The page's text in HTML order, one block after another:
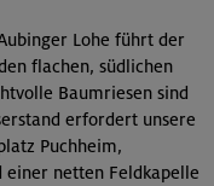
Lohe führt der
flachen, südlichen
Baumriesen sind
erfordert unsere
Puchheim,
netten Feldkapelle